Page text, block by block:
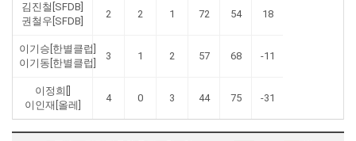
김진철[SFDB]
권철우[SFDB]
2 2 1 72 54 18
이기승[한별클럽]
이기동[한별클럽]
3 1 2 57 68 -11
이정희[]
이인재[올레]
4 0 3 44 75 -31